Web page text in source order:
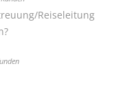
Reiseleitung